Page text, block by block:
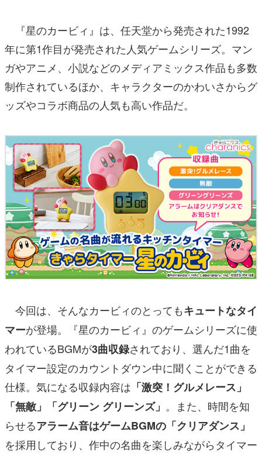
『星のカービィ』は、任天堂から発売された1992
年に第1作目が発売された人気ゲームシリーズ。マン
ガやアニメ、小説などのメディアミックス作品も多数
制作されているほか、キャラクターのかわいさからグ
ッズやコラボ商品の人気も高い作品だ。
今回は、そんなカービィのとってもキュートなタイ
マーが登場。『星のカービィ』のゲームシリーズに使
われているBGMが3曲収録されており、選んだ1曲を
タイマー設定のカウントダウン中に聞くことができる
仕様。気になる収録内容は 「激突！グルメレース」
「無敵」「グリーン グリーンズ」 。また、時間を知
らせるアラーム音はゲームBGMの「クリアダンス」
を採用しており、作中の名曲を楽しみながらタイマー